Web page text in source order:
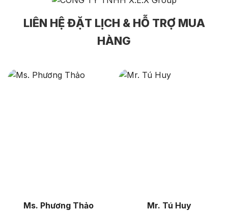
lý.
LIÊN HỆ ĐẶT LỊCH & HỖ TRỢ MUA
HÀNG
Ms. Phương Thảo
Mr. Tú Huy